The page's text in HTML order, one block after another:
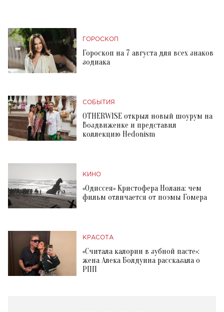
ГОРОСКОП
Гороскоп на 7 августа для всех знаков
зодиака
СОБЫТИЯ
OTHERWISE открыл новый шоурум на
Воздвиженке и представил
коллекцию Hedonism
КИНО
«Одиссея» Кристофера Нолана: чем
фильм отличается от поэмы Гомера
КРАСОТА
«Считала калории в зубной пасте»:
жена Алека Болдуина рассказала о
РПП